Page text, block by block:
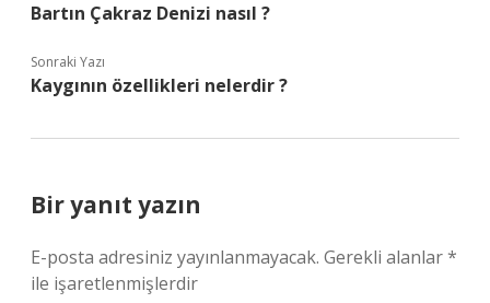
Bartın Çakraz Denizi nasıl ?
Sonraki Yazı
Kaygının özellikleri nelerdir ?
Bir yanıt yazın
E-posta adresiniz yayınlanmayacak. Gerekli alanlar*
ile işaretlenmişlerdir